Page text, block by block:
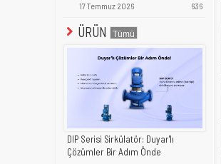
17 Temmuz 2026 636
ÜRÜN
DIP Serisi Sirkülatör: Duyar'lı
Çözümler Bir Adım Önde